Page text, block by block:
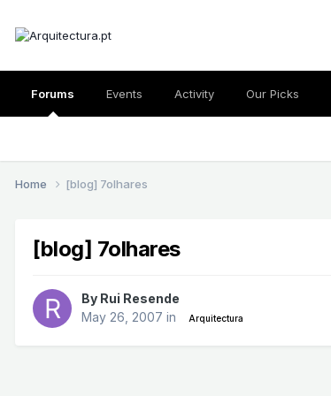
Forums Events Activity Our Picks
Home [blog] 7olhares
[blog] 7olhares
By Rui Resende
May 26, 2007 in Arquitectura